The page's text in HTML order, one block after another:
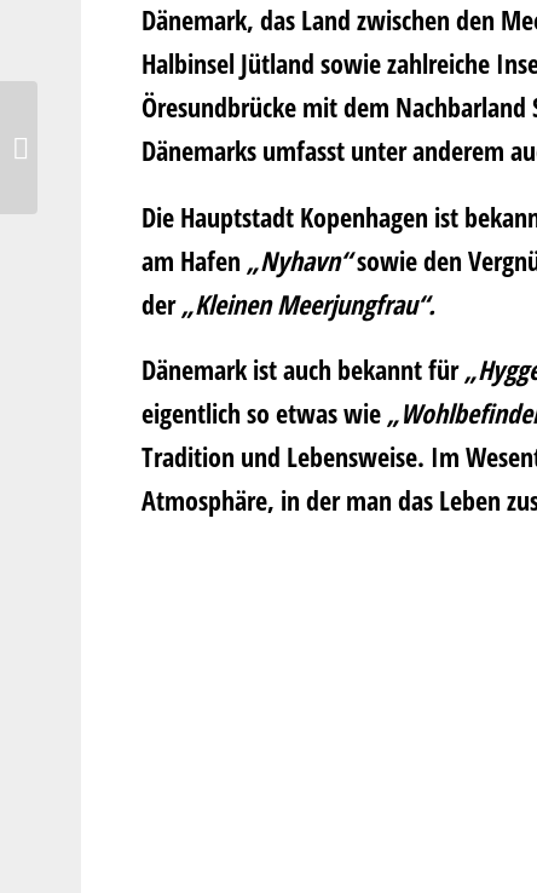
Dänemark, das Land zwischen den
Halbinsel Jütland sowie zahlreiche
Öresundbrücke mit dem
Dänemarks umfasst unter anderem
Die Hauptstadt Kopenhagen ist
am Hafen „Nyhavn“sowie den
der„Kleinen Meerjungfrau“.
Dänemark ist auch bekannt für
eigentlich so etwas wie
Tradition und Lebensweise. Im
Atmosphäre, in der man das Leben
mit überbackenen Sardinen